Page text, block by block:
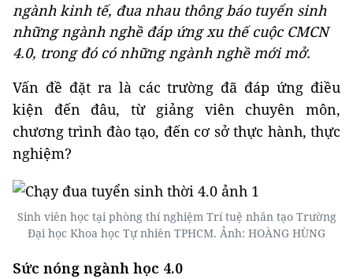
ngành kinh tế, đua nhau thông báo tuyển sinh
những ngành nghề đáp ứng xu thế cuộc CMCN
4.0, trong đó có những ngành nghề mới mở.
Vấn đề đặt ra là các trường đã đáp ứng điều
kiện đến đâu, từ giảng viên chuyên môn,
chương trình đào tạo, đến cơ sở thực hành, thực
nghiệm?
Sinh viên học tại phòng thí nghiệm Trí tuệ nhân tạo Trường
Đại học Khoa học Tự nhiên TPHCM. Ảnh: HOÀNG HÙNG
Sức nóng ngành học 4.0